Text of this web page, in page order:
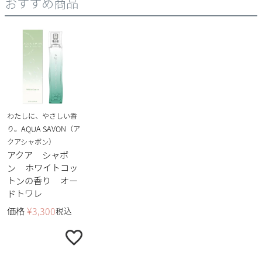
おすすめ商品
わたしに、やさしい香
り。AQUA SAVON（ア
クアシャボン）
アクア シャボ
ン ホワイトコッ
トンの香り オー
ドトワレ
価格 ¥3,300税込